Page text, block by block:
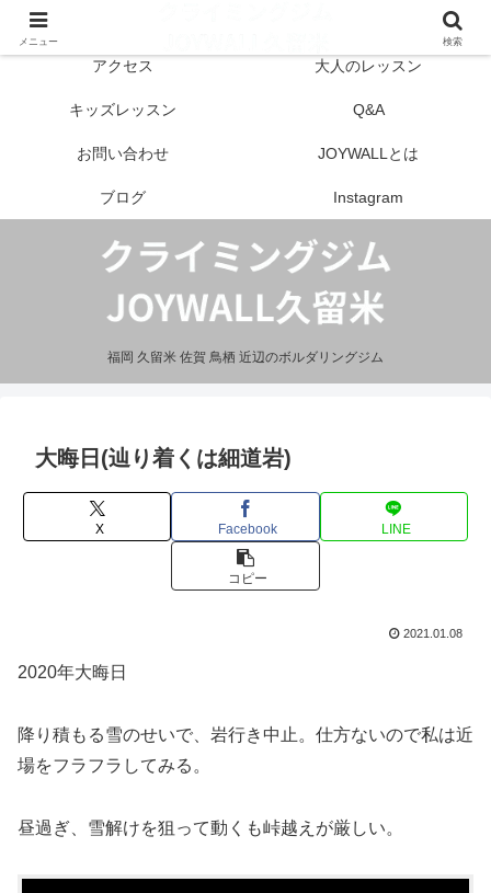
福岡 久留米 佐賀 鳥栖 近辺のボルダリングジム
アクセス 大人のレッスン
キッズレッスン Q&A
お問い合わせ JOYWALLとは
ブログ Instagram
大晦日(辿り着くは細道岩)
X Facebook LINE
コピー
2021.01.08
2020年大晦日
降り積もる雪のせいで、岩行き中止。仕方ないので私は近
場をフラフラしてみる。
昼過ぎ、雪解けを狙って動くも峠越えが厳しい。
メニュー 検索